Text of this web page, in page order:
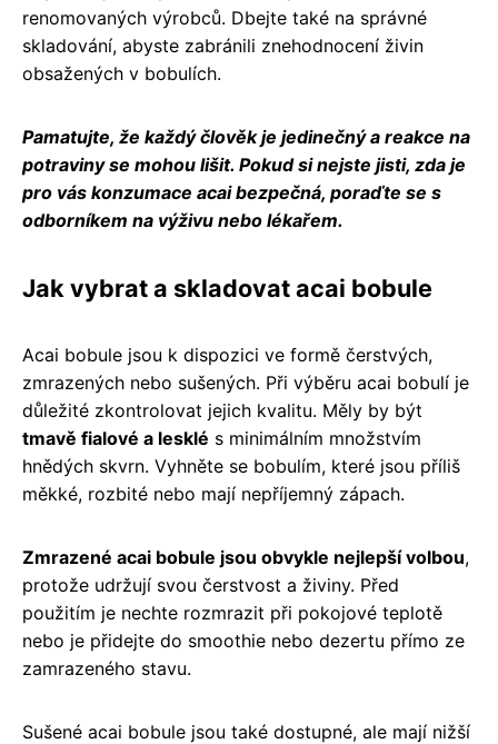
renomovaných výrobců. Dbejte také na správné
skladování, abyste zabránili znehodnocení živin
obsažených v bobulích.
Pamatujte, že každý člověk je jedinečný a reakce na
potraviny se mohou lišit. Pokud si nejste jisti, zda je
pro vás konzumace acai bezpečná, poraďte se s
odborníkem na výživu nebo lékařem.
Jak vybrat a skladovat acai bobule
Acai bobule jsou k dispozici ve formě čerstvých,
zmrazených nebo sušených. Při výběru acai bobulí je
důležité zkontrolovat jejich kvalitu. Měly by být
tmavě fialové a lesklé s minimálním množstvím
hnědých skvrn. Vyhněte se bobulím, které jsou příliš
měkké, rozbité nebo mají nepříjemný zápach.
Zmrazené acai bobule jsou obvykle nejlepší volbou,
protože udržují svou čerstvost a živiny. Před
použitím je nechte rozmrazit při pokojové teplotě
nebo je přidejte do smoothie nebo dezertu přímo ze
zamrazeného stavu.
Sušené acai bobule jsou také dostupné, ale mají nižší